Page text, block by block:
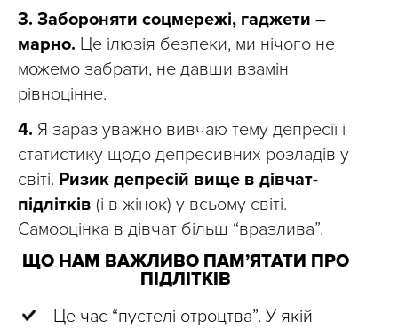
3. Забороняти соцмережі, гаджети –
марно. Це ілюзія безпеки, ми нічого не
можемо забрати, не давши взамін
рівноцінне.
4. Я зараз уважно вивчаю тему депресії і
статистику щодо депресивних розладів у
світі. Ризик депресій вище в дівчат-
підлітків (і в жінок) у всьому світі.
Самооцінка в дівчат більш “вразлива”.
ЩО НАМ ВАЖЛИВО ПАМ’ЯТАТИ ПРО
ПІДЛІТКІВ
Це час “пустелі отроцтва”. У якій